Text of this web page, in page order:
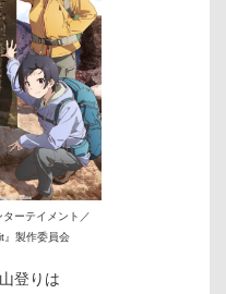
ーテイメント／
』製作委員会
登りは